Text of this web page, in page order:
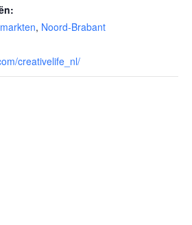
, Noord-Brabant
creativelife_nl/